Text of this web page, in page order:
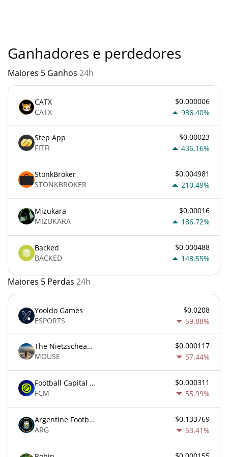
Ganhadores e perdedores
Maiores 5 Ganhos 24h
CATX
CATX
$0.000006
936.40%
Step App
FITFI
$0.00023
436.16%
StonkBroker
STONKBROKER
$0.004981
210.49%
Mizukara
MIZUKARA
$0.00016
186.72%
Backed
BACKED
$0.000488
148.55%
Maiores 5 Perdas 24h
Yooldo Games
ESPORTS
$0.0208
59.88%
The Nietzschean Mouse
MOUSE
$0.000117
57.44%
Football Capital Markets
FCM
$0.000311
55.99%
Argentine Football Association Fan Token
ARG
$0.133769
53.41%